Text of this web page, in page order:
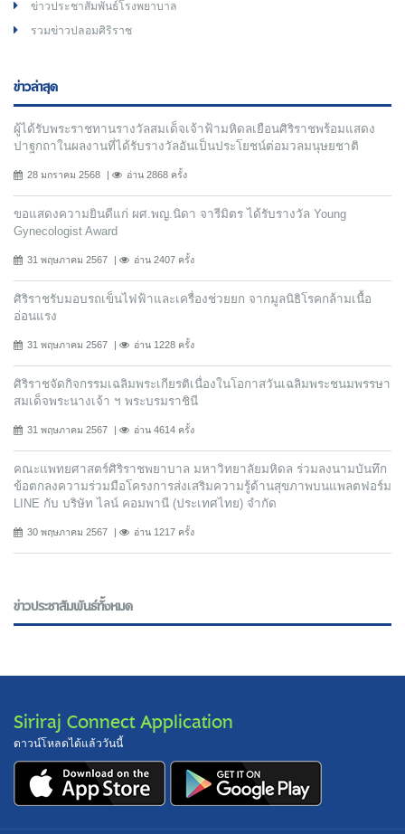
ข่าวประชาสัมพันธ์โรงพยาบาล
รวมข่าวปลอมศิริราช
ข่าวล่าสุด
ผู้ได้รับพระราชทานรางวัลสมเด็จเจ้าฟ้ามหิดลเยือนศิริราชพร้อมแสดง
ปาฐกถาในผลงานที่ได้รับรางวัลอันเป็นประโยชน์ต่อมวลมนุษยชาติ
28 มกราคม 2568 อ่าน 2868 ครั้ง
ขอแสดงความยินดีแก่ ผศ.พญ.นิดา จารีมิตร ได้รับรางวัล Young
Gynecologist Award
31 พฤษภาคม 2567 อ่าน 2407 ครั้ง
ศิริราชรับมอบรถเข็นไฟฟ้าและเครื่องช่วยยก จากมูลนิธิโรคกล้ามเนื้อ
อ่อนแรง
31 พฤษภาคม 2567 อ่าน 1228 ครั้ง
ศิริราชจัดกิจกรรมเฉลิมพระเกียรติเนื่องในโอกาสวันเฉลิมพระชนมพรรษา
สมเด็จพระนางเจ้า ฯ พระบรมราชินี
31 พฤษภาคม 2567 อ่าน 4614 ครั้ง
คณะแพทยศาสตร์ศิริราชพยาบาล มหาวิทยาลัยมหิดล ร่วมลงนามบันทึก
ข้อตกลงความร่วมมือโครงการส่งเสริมความรู้ด้านสุขภาพบนแพลตฟอร์ม
LINE กับ บริษัท ไลน์ คอมพานี (ประเทศไทย) จํากัด
30 พฤษภาคม 2567 อ่าน 1217 ครั้ง
ข่าวประชาสัมพันธ์ทั้งหมด
Siriraj Connect Application
ดาวน์โหลดได้แล้ววันนี้